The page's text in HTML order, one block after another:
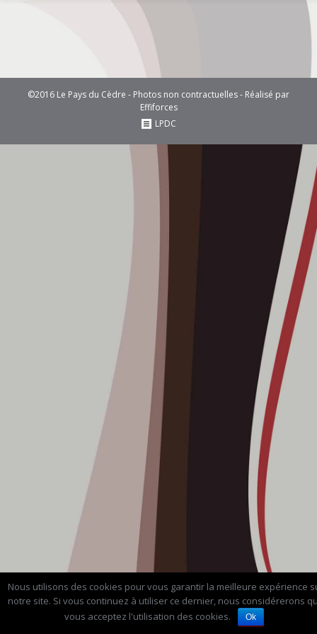
©2016 Le Pays du Cèdre - Photos non contractuelles - Réalisé par
Effiforces
LPDC
Nous utilisons des cookies pour vous garantir la meilleure expérience
notre site. Si vous continuez à utiliser ce dernier, nous considérerons
vous acceptez l'utilisation des cookies.
Ok